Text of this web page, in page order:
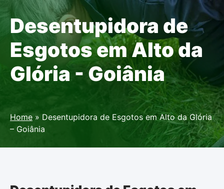
Desentupidora de
Esgotos em Alto da
Glória - Goiânia
Home » Desentupidora de Esgotos em Alto da Glória
– Goiânia